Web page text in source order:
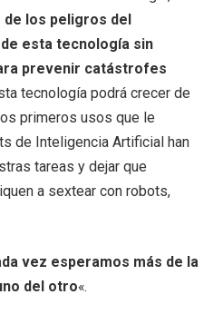
los peligros del
esta tecnología sin
prevenir catástrofes
tecnología podrá crecer de
primeros usos que le
de Inteligencia Artificial han
tareas y dejar que
a sextear con robots,
vez esperamos más de la
del otro«.